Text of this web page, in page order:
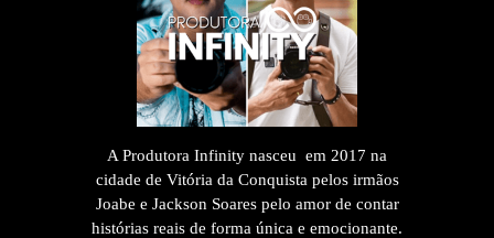
A Produtora Infinity nasceu em 2017 na
cidade de Vitória da Conquista pelos irmãos
Joabe e Jackson Soares pelo amor de contar
histórias reais de forma única e emocionante.